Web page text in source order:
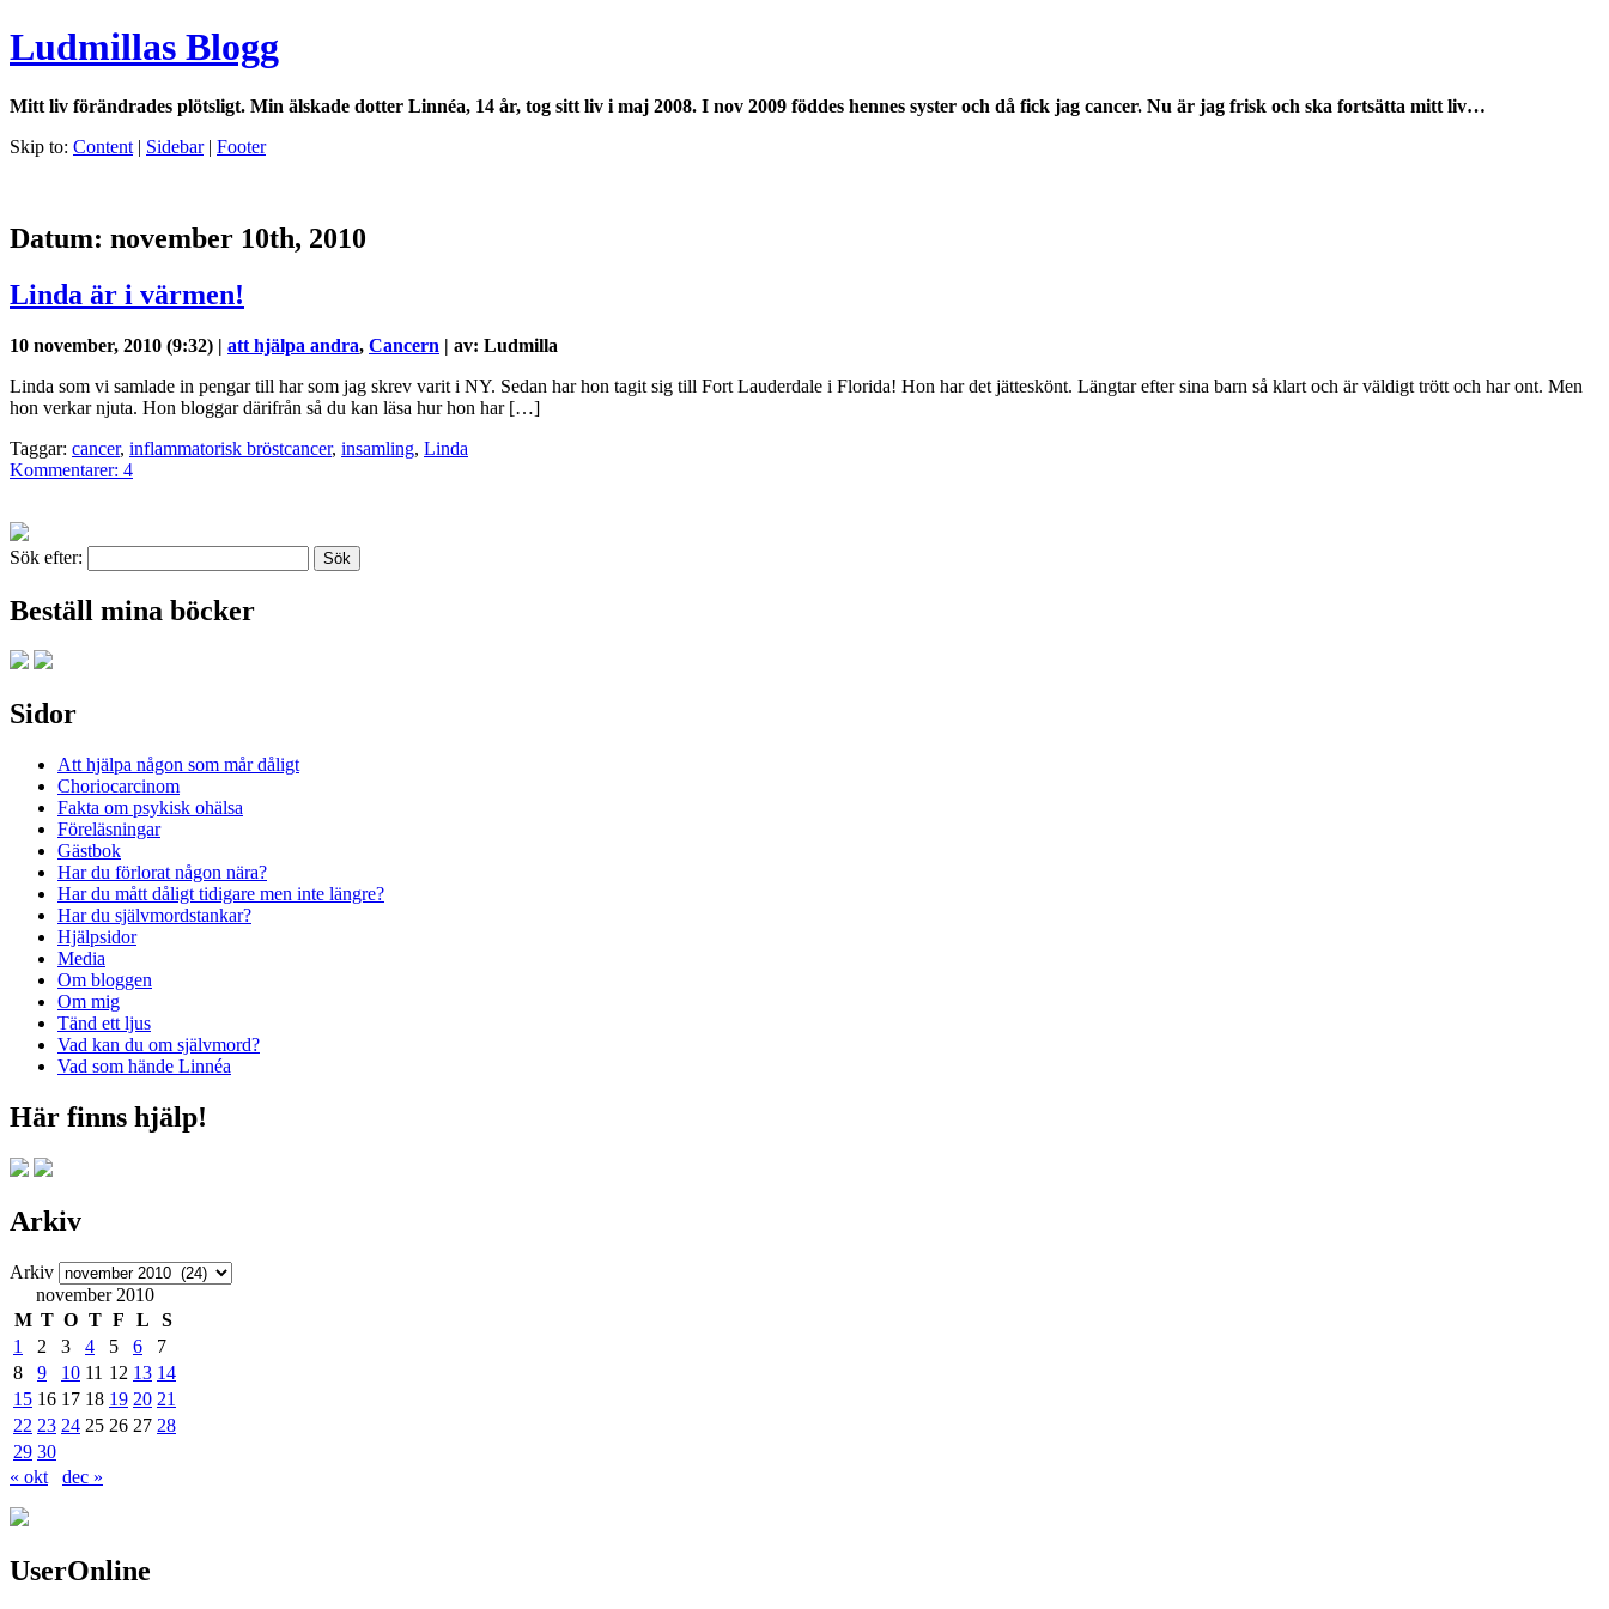
Ludmillas Blogg
Mitt liv förändrades plötsligt. Min älskade dotter Linnéa, 14 år, tog sitt liv i maj 2008. I nov 2009 föddes hennes syster och då fick jag cancer. Nu är jag frisk och ska fortsätta mitt liv…
Skip to: Content | Sidebar| Footer
Datum: november 10th, 2010
Linda är i värmen!
10 november, 2010 (9:32) | att hjälpa andra, Cancern | av: Ludmilla
Linda som vi samlade in pengar till har som jag skrev varit i NY. Sedan har hon tagit sig till Fort Lauderdale i Florida! Hon har det jätteskönt. Längtar efter sina barn så klart och är väldigt trött och har ont. Men
hon verkar njuta. Hon bloggar därifrån så du kan läsa hur hon har […]
Taggar: cancer, inflammatorisk bröstcancer, insamling, Linda
Kommentarer: 4
Sök efter:
Beställ mina böcker
Sidor
Att hjälpa någon som mår dåligt
Choriocarcinom
Fakta om psykisk ohälsa
Föreläsningar
Gästbok
Har du förlorat någon nära?
Har du mått dåligt tidigare men inte längre?
Har du självmordstankar?
Hjälpsidor
Media
Om bloggen
Om mig
Tänd ett ljus
Vad kan du om självmord?
Vad som hände Linnéa
Här finns hjälp!
Arkiv
Arkiv
november 2010
M T O T F L
S
1
2 3 4 5 6
7
8
9 10 11 12 13 14
15 16 17 18 19 20 21
22 23 24 25 26 27 28
29 30
« okt
dec »
UserOnline